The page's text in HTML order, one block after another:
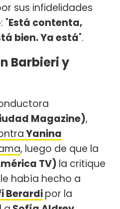
sus infidelidades
"Está contenta,
bien. Ya está".
Barbieri y
Magazine),
Yanina
, luego de que la
TV) la critique
había hecho a
Berardipor la